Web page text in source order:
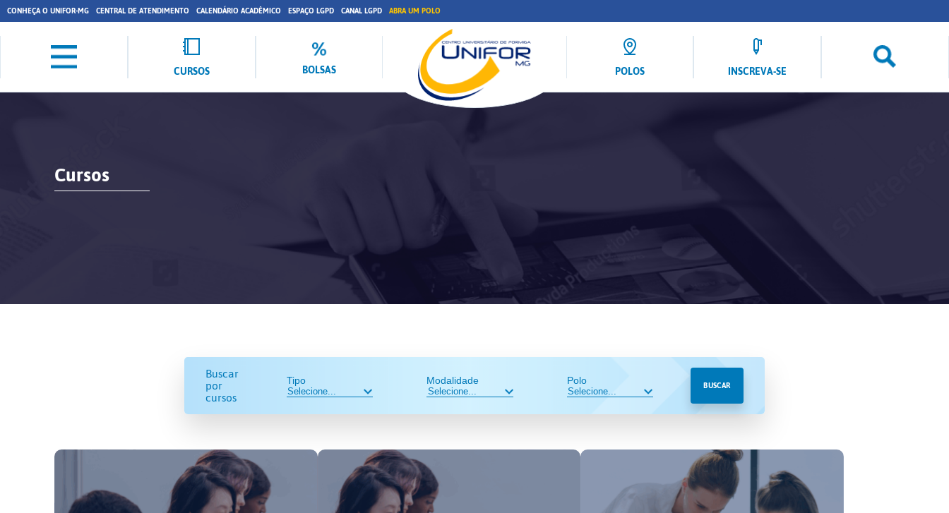
CONHEÇA O UNIFOR-MG CENTRAL DE ATENDIMENTO CALENDÁRIO ACADÊMICO ESPAÇO LGPD CANAL LGPD ABRA UM POLO
CURSOS BOLSAS POLOS INSCREVA-SE
Cursos
Buscar
por
cursos
Tipo Modalidade Polo BUSCAR